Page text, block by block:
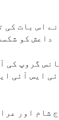
نے اس بات
داعش کو
گروپ کی
ایس آئی
شام اور